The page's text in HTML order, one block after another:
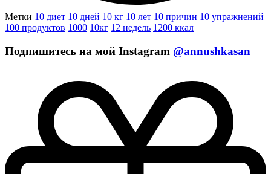
Метки 10 диет 10 дней 10 кг 10 лет 10 причин 10 упражнений
100 продуктов 1000 10кг 12 недель 1200 ккал
Подпишитесь на мой Instagram @annushkasan